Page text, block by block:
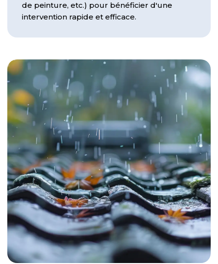
de peinture, etc.) pour bénéficier d'une
intervention rapide et efficace.